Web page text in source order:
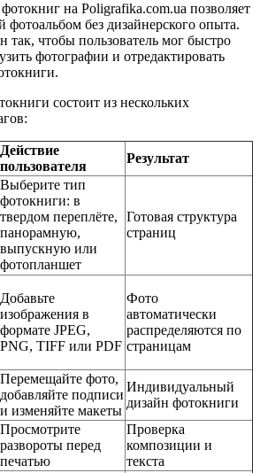
на Poligrafika.com.ua позволяет
фотоальбом без дизайнерского опыта.
так, чтобы пользователь мог быстро
фотографии и отредактировать
состоит из нескольких
Действие
пользователя
Результат
Выберите тип
фотокниги: в
твердом переплёте,
панорамную,
выпускную или
фотопланшет
Готовая структура
страниц
Добавьте
изображения в
формате JPEG,
PNG, TIFF или PDF
Фото
автоматически
распределяются по
страницам
Перемещайте фото,
добавляйте подписи
и изменяйте макеты
Индивидуальный
дизайн фотокниги
Просмотрите
развороты перед
печатью
Проверка
композиции и
текста